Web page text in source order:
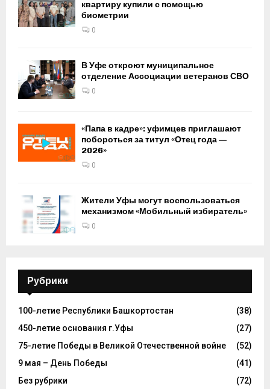
квартиру купили с помощью
биометрии
0
В Уфе откроют муниципальное
отделение Ассоциации ветеранов СВО
0
«Папа в кадре»: уфимцев приглашают
побороться за титул «Отец года —
2026»
0
Жители Уфы могут воспользоваться
механизмом «Мобильный избиратель»
0
Рубрики
100-летие Республики Башкортостан
(38)
450-летие основания г.Уфы
(27)
75-летие Победы в Великой Отечественной войне
(52)
9 мая – День Победы
(41)
Без рубрики
(72)